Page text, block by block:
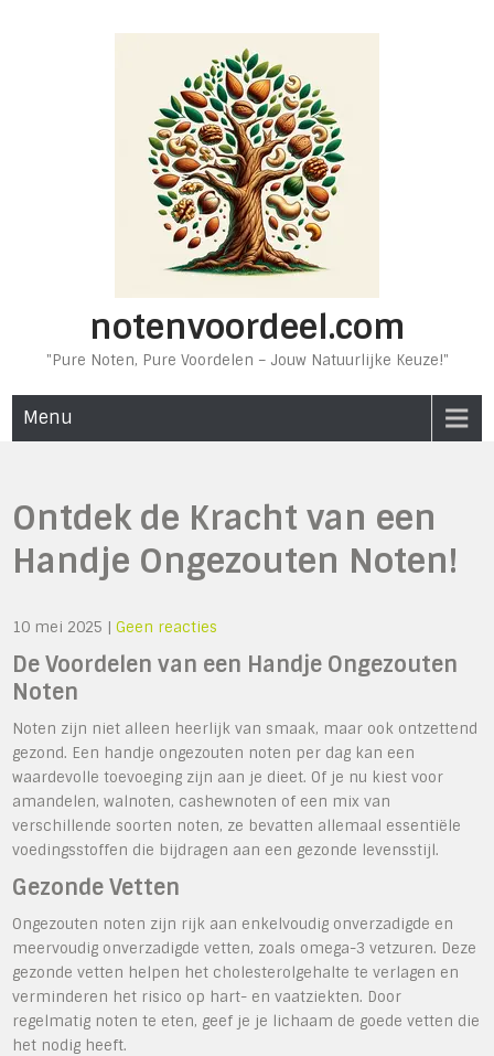
notenvoordeel.com
"Pure Noten, Pure Voordelen – Jouw Natuurlijke Keuze!"
Menu
Ontdek de Kracht van een
Handje Ongezouten Noten!
10 mei 2025 |Geen reacties
De Voordelen van een Handje Ongezouten
Noten
Noten zijn niet alleen heerlijk van smaak, maar ook ontzettend
gezond. Een handje ongezouten noten per dag kan een
waardevolle toevoeging zijn aan je dieet. Of je nu kiest voor
amandelen, walnoten, cashewnoten of een mix van
verschillende soorten noten, ze bevatten allemaal essentiële
voedingsstoffen die bijdragen aan een gezonde levensstijl.
Gezonde Vetten
Ongezouten noten zijn rijk aan enkelvoudig onverzadigde en
meervoudig onverzadigde vetten, zoals omega-3 vetzuren. Deze
gezonde vetten helpen het cholesterolgehalte te verlagen en
verminderen het risico op hart- en vaatziekten. Door
regelmatig noten te eten, geef je je lichaam de goede vetten die
het nodig heeft.